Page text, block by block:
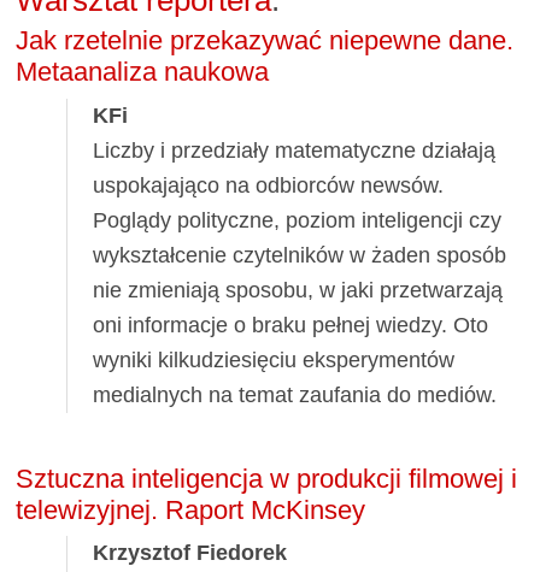
Jak rzetelnie przekazywać niepewne dane.
Metaanaliza naukowa
KFi
Liczby i przedziały matematyczne działają
uspokajająco na odbiorców newsów.
Poglądy polityczne, poziom inteligencji czy
wykształcenie czytelników w żaden sposób
nie zmieniają sposobu, w jaki przetwarzają
oni informacje o braku pełnej wiedzy. Oto
wyniki kilkudziesięciu eksperymentów
medialnych na temat zaufania do mediów.
Sztuczna inteligencja w produkcji filmowej i
telewizyjnej. Raport McKinsey
Krzysztof Fiedorek